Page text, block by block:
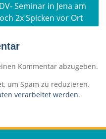
Seminar in Jena am
2x Spicken vor Ort
Kommentar abzugeben.
um Spam zu reduzieren.
verarbeitet werden.